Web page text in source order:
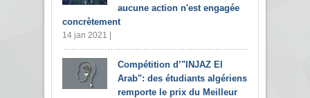
aucune action n'est engagée
concrètement
14 jan 2021 |
Compétition d’"INJAZ El
Arab": des étudiants algériens
remporte le prix du Meilleur